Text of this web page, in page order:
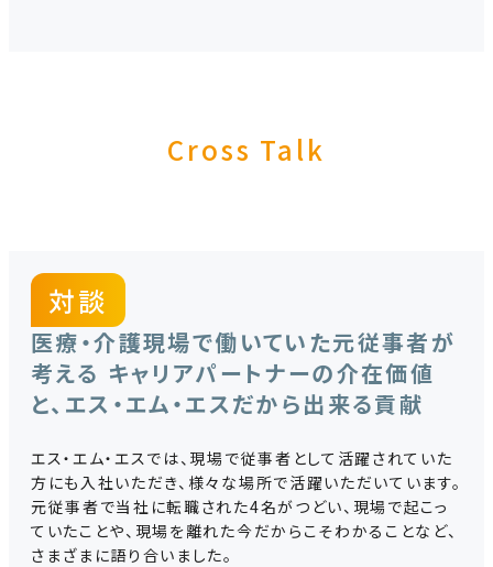
Cross Talk
対談
医療・介護現場で働いていた元従事者が
考える キャリアパートナーの介在価値
と、エス・エム・エスだから出来る貢献
エス・エム・エスでは、現場で従事者として活躍されていた
方にも入社いただき、様々な場所で活躍いただいています。
元従事者で当社に転職された4名がつどい、現場で起こっ
ていたことや、現場を離れた今だからこそわかることなど、
さまざまに語り合いました。